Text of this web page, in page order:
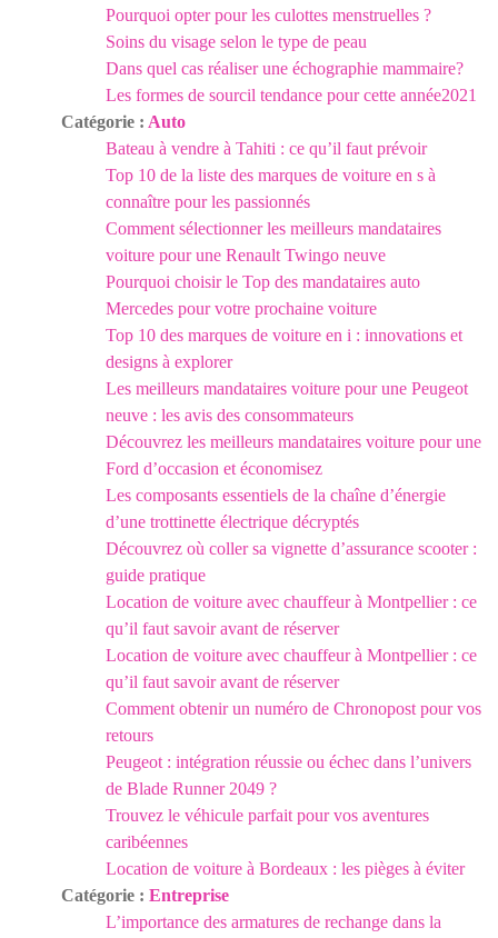
Pourquoi opter pour les culottes menstruelles ?
Soins du visage selon le type de peau
Dans quel cas réaliser une échographie mammaire?
Les formes de sourcil tendance pour cette année2021
Catégorie : Auto
Bateau à vendre à Tahiti : ce qu’il faut prévoir
Top 10 de la liste des marques de voiture en s à
connaître pour les passionnés
Comment sélectionner les meilleurs mandataires
voiture pour une Renault Twingo neuve
Pourquoi choisir le Top des mandataires auto
Mercedes pour votre prochaine voiture
Top 10 des marques de voiture en i : innovations et
designs à explorer
Les meilleurs mandataires voiture pour une Peugeot
neuve : les avis des consommateurs
Découvrez les meilleurs mandataires voiture pour une
Ford d’occasion et économisez
Les composants essentiels de la chaîne d’énergie
d’une trottinette électrique décryptés
Découvrez où coller sa vignette d’assurance scooter :
guide pratique
Location de voiture avec chauffeur à Montpellier : ce
qu’il faut savoir avant de réserver
Location de voiture avec chauffeur à Montpellier : ce
qu’il faut savoir avant de réserver
Comment obtenir un numéro de Chronopost pour vos
retours
Peugeot : intégration réussie ou échec dans l’univers
de Blade Runner 2049 ?
Trouvez le véhicule parfait pour vos aventures
caribéennes
Location de voiture à Bordeaux : les pièges à éviter
Catégorie : Entreprise
L’importance des armatures de rechange dans la